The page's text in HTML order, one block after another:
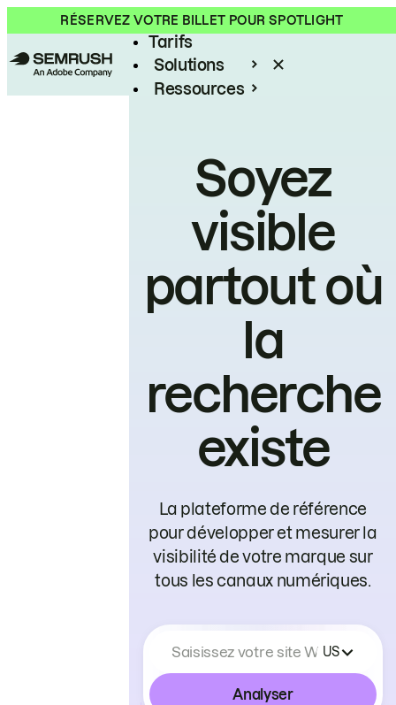
RÉSERVEZ VOTRE BILLET POUR SPOTLIGHT
Produit
Tarifs
Solutions
Ressources
Soyez
visible
partout où
la
recherche
existe
La plateforme de référence
pour développer et mesurer la
visibilité de votre marque sur
tous les canaux numériques.
Saisissez votre site Web
US
Analyser